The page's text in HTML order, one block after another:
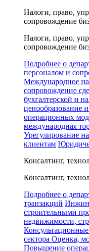
Налоги, право,
сопровождение
Налоги, право,
сопровождение
Подробнее о
персоналом и
Международное
сопровождение
бухгалтерской и
ценообразование
операционных
международная
Урегулирование
клиентам
Консалтинг,
Консалтинг,
Подробнее о
транзакций
строительными
недвижимости,
сектора Оценка,
Повышение